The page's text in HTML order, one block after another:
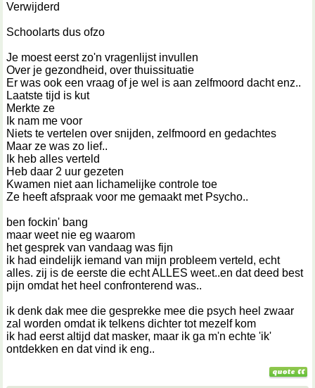
Verwijderd
Schoolarts dus ofzo
Je moest eerst zo'n vragenlijst invullen
Over je gezondheid, over thuissituatie
Er was ook een vraag of je wel is aan zelfmoord dacht enz..
Laatste tijd is kut
Merkte ze
Ik nam me voor
Niets te vertelen over snijden, zelfmoord en gedachtes
Maar ze was zo lief..
Ik heb alles verteld
Heb daar 2 uur gezeten
Kwamen niet aan lichamelijke controle toe
Ze heeft afspraak voor me gemaakt met Psycho..
ben fockin' bang
maar weet nie eg waarom
het gesprek van vandaag was fijn
ik had eindelijk iemand van mijn probleem verteld, echt
alles. zij is de eerste die echt ALLES weet..en dat deed best
pijn omdat het heel confronterend was..
ik denk dak mee die gesprekke mee die psych heel zwaar
zal worden omdat ik telkens dichter tot mezelf kom
ik had eerst altijd dat masker, maar ik ga m'n echte 'ik'
ontdekken en dat vind ik eng..